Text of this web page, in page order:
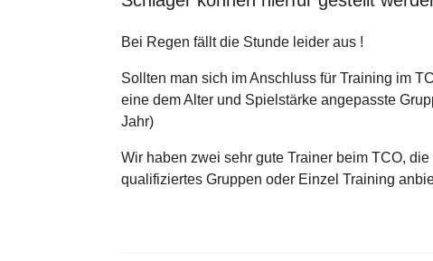
Bei Regen fällt die Stunde leider aus !
Sollten man sich im Anschluss für Training im
eine dem Alter und Spielstärke angepasste
Jahr)
Wir haben zwei sehr gute Trainer beim TCO,
qualifiziertes Gruppen oder Einzel Training